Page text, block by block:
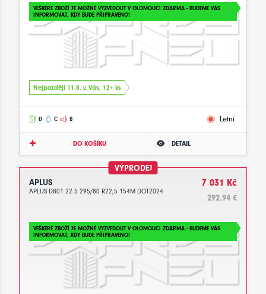
VEŠKERÉ ZBOŽÍ JE MOŽNÉ VYZVEDOUT V OLOMOUCI ZDARMA - BUDEME VÁS
INFORMOVAT, KDY BUDE PŘIPRAVENO!
Nejpozději 11.8. u Vás, 12+ ks
D C B Letní
DO KOŠÍKU DETAIL
VÝPRODEJ
APLUS
APLUS D801 22.5 295/80 R22,5 154M DOT2024
7 031 Kč
292.94 €
VEŠKERÉ ZBOŽÍ JE MOŽNÉ VYZVEDOUT V OLOMOUCI ZDARMA - BUDEME VÁS
INFORMOVAT, KDY BUDE PŘIPRAVENO!